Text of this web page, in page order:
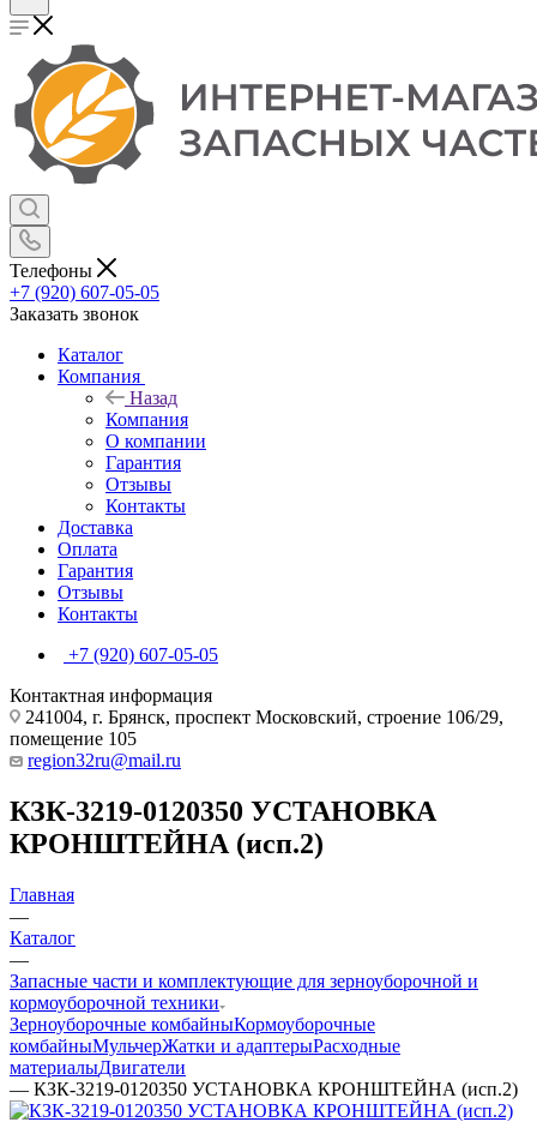
Телефоны
+7 (920) 607-05-05
Заказать звонок
Каталог
Компания
Назад
Компания
О компании
Гарантия
Отзывы
Контакты
Доставка
Оплата
Гарантия
Отзывы
Контакты
+7 (920) 607-05-05
Контактная информация
241004, г. Брянск, проспект Московский, строение 106/29,
помещение 105
region32ru@mail.ru
КЗК-3219-0120350 УСТАНОВКА
КРОНШТЕЙНА (исп.2)
Главная
—
Каталог
—
Запасные части и комплектующие для зерноуборочной и
кормоуборочной техники
Зерноуборочные комбайныКормоуборочные
комбайныМульчерЖатки и адаптерыРасходные
материалыДвигатели
— КЗК-3219-0120350 УСТАНОВКА КРОНШТЕЙНА (исп.2)